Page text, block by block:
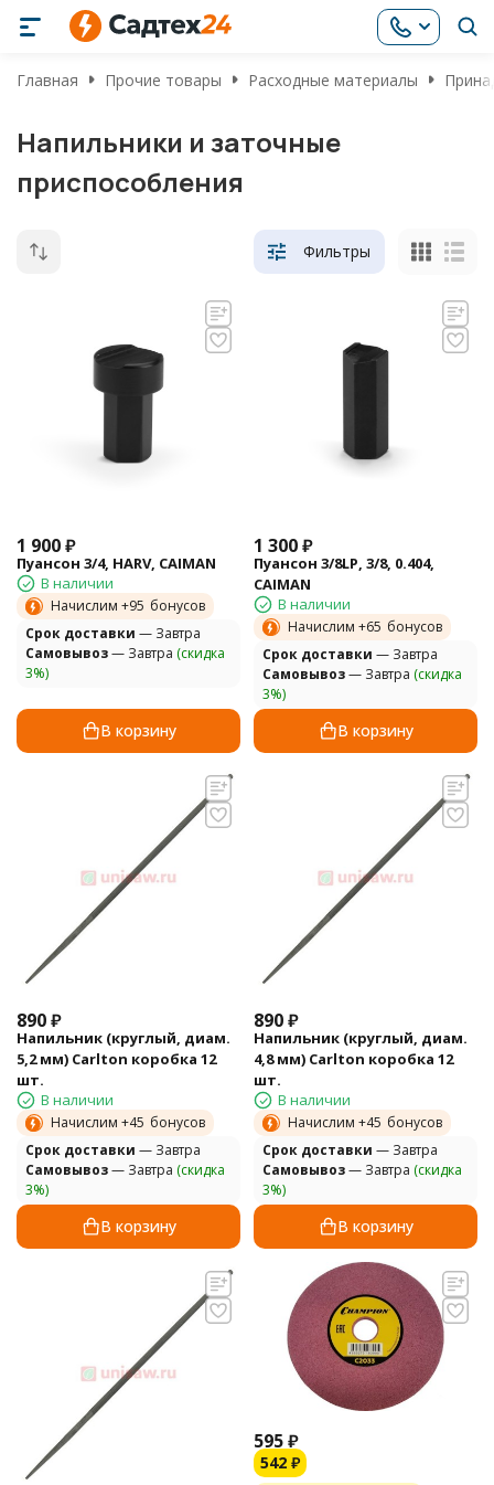
Главная Прочие товары Расходные материалы
Напильники и заточные
приспособления
Фильтры
1 900₽
Пуансон 3/4, HARV, CAIMAN
В наличии
Начислим +95 бонусов
Cрок доставки — Завтра
Самовывоз— Завтра (скидка
3%)
В корзину
1 300₽
Пуансон 3/8LP, 3/8, 0.404,
CAIMAN
В наличии
Начислим +65 бонусов
Cрок доставки — Завтра
Самовывоз— Завтра (скидка
3%)
В корзину
890₽
Напильник (круглый, диам.
5,2 мм) Carlton коробка 12
шт.
В наличии
Начислим +45 бонусов
Cрок доставки — Завтра
Самовывоз— Завтра (скидка
3%)
В корзину
890₽
Напильник (круглый, диам.
4,8 мм) Carlton коробка 12
шт.
В наличии
Начислим +45 бонусов
Cрок доставки — Завтра
Самовывоз— Завтра (скидка
3%)
В корзину
595₽
542 ₽